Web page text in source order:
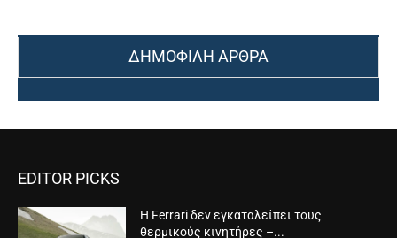
ΔΗΜΟΦΙΛΗ ΑΡΘΡΑ
EDITOR PICKS
Η Ferrari δεν εγκαταλείπει τους
θερμικούς κινητήρες –...